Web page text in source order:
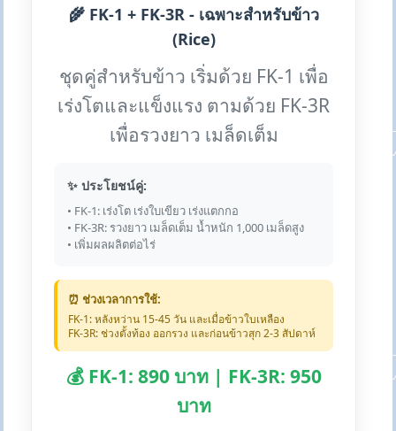
🌾 FK-1 + FK-3R - เฉพาะสำหรับข้าว
(Rice)
ชุดคู่สำหรับข้าว เริ่มด้วย FK-1 เพื่อ
เร่งโตและแข็งแรง ตามด้วย FK-3R
เพื่อรวงยาว เมล็ดเต็ม
✨ ประโยชน์คู่:
• FK-1: เร่งโต เร่งใบเขียว เร่งแตกกอ
• FK-3R: รวงยาว เมล็ดเต็ม น้ำหนัก 1,000 เมล็ดสูง
• เพิ่มผลผลิตต่อไร่
⏰ ช่วงเวลาการใช้:
FK-1: หลังหว่าน 15-45 วัน และเมื่อข้าวใบเหลือง
FK-3R: ช่วงตั้งท้อง ออกรวง และก่อนข้าวสุก 2-3 สัปดาห์
💰 FK-1: 890 บาท | FK-3R: 950
บาท